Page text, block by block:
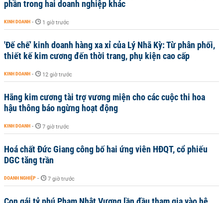
phần trong hai doanh nghiệp khác
KINH DOANH - 1 giờ trước
'Đế chế’ kinh doanh hàng xa xỉ của Lý Nhã Kỳ: Từ phân phối,
thiết kế kim cương đến thời trang, phụ kiện cao cấp
KINH DOANH - 12 giờ trước
Hãng kim cương tài trợ vương miện cho các cuộc thi hoa
hậu thông báo ngừng hoạt động
KINH DOANH - 7 giờ trước
Hoá chất Đức Giang công bố hai ứng viên HĐQT, cổ phiếu
DGC tăng trần
DOANH NGHIỆP - 7 giờ trước